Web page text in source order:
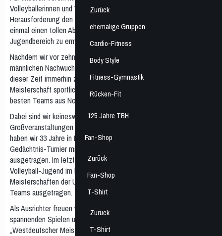
Zurück
ehemalige Gruppen
Cardio-Fitness
Body Style
Fitness-Gymnastik
Rücken-Fit
125 Jahre TBH
Fan-Shop
Zurück
Fan-Shop
T-Shirt
Zurück
T-Shirt
Volleyballerinnen und Volleyballern also eine erneute
Herausforderung den Jugendlichen des Jahrgangs 2002 noch
einmal einen tollen Abschluss ihrer vielfältigen Spielerkarrieren im
Jugendbereich zu ermöglichen.
Nachdem wir vor zehn Jahren mit dem kompletten Neuaufbau im
männlichen Nachwuchsbereich begonnen haben, konnten wir in
dieser Zeit immerhin zwölfmal die Endrunde einer Westdeutschen
Meisterschaft sportlich erreichen. Nun begrüßen wir acht der
besten Teams aus Nordrhein-Westfalen zur Endrunde in Bochum.
Dabei sind wir keineswegs völlig ahnungslos, was volleyballerische
Großveranstaltungen angeht, denn bis zum Beginn der Pandemie
haben wir 33 Jahre in Folge unser traditionelles Norbert-Beil-
Gedächtnis-Turnier mit bis zu 32 Mannschaften an zwei Tagen
ausgetragen. Im letzten Jahr haben wir dann für die Deutsche
Volleyball-Jugend im Rahmen der RUHR GAMES die Deutschen
Meisterschaften der U20 im Beachvolleyball mit ebenfalls 32
Teams ausgetragen.
Als Ausrichter freuen wir uns auf ein tolles Turnier, mit vielen
spannenden Spielen und am Ende auf einen Sieger, der den Titel
„Westdeutscher Meister“ sowohl sportlich als auch durch